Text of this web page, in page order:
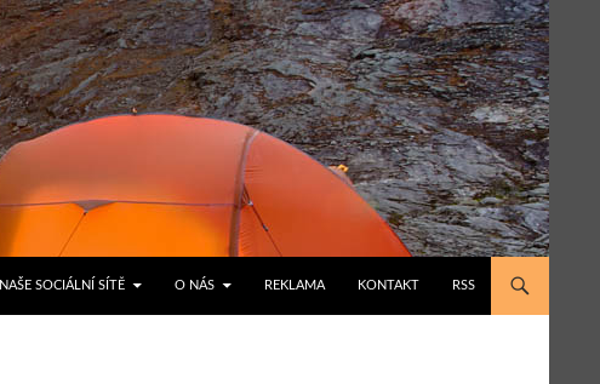
NAŠE SOCIÁLNÍ SÍTĚ O NÁS REKLAMA KONTAKT RSS